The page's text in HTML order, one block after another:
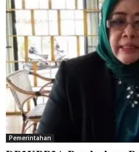
Pemerintahan